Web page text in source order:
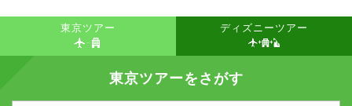
東京ツアー ディズニーツアー
東京ツアーをさがす